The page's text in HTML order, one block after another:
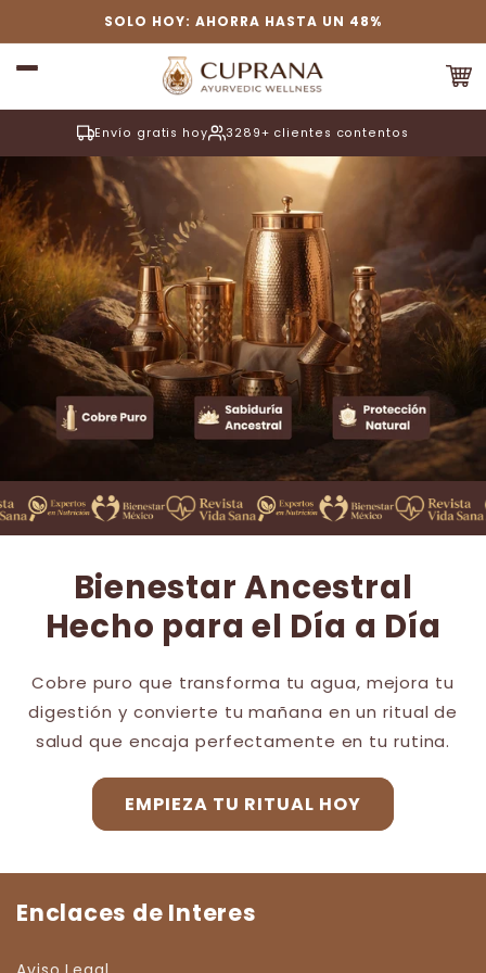
contenido
SOLO HOY: AHORRA HASTA UN 48%
Envío gratis hoy 3289+ clientes contentos
Bienestar Ancestral
Hecho para el Día a Día
Cobre puro que transforma tu agua, mejora tu
digestión y convierte tu mañana en un ritual de
salud que encaja perfectamente en tu rutina.
EMPIEZA TU RITUAL HOY
Enclaces de Interes